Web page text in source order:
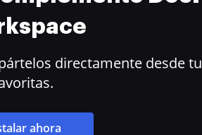
directamente desde
ahora